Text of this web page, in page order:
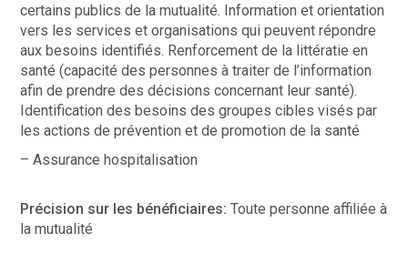
certains publics de la mutualité. Information et orientation
vers les services et organisations qui peuvent répondre
aux besoins identifiés. Renforcement de la littératie en
santé (capacité des personnes à traiter de l’information
afin de prendre des décisions concernant leur santé).
Identification des besoins des groupes cibles visés par
les actions de prévention et de promotion de la santé
– Assurance hospitalisation
Précision sur les bénéficiaires:Toute personne affiliée à
la mutualité